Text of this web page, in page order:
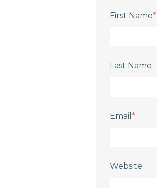
First Name*
Last Name
Email *
Website